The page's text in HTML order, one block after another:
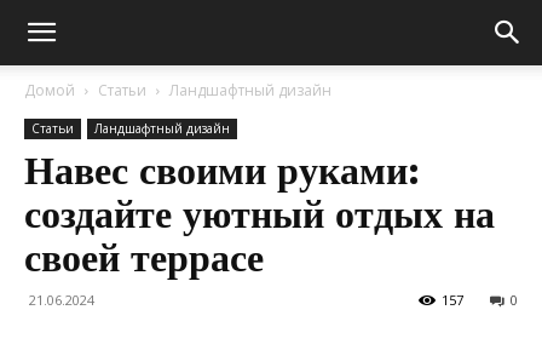
Домой Статьи Ландшафтный дизайн
Статьи Ландшафтный дизайн
Навес своими руками:
создайте уютный отдых на
своей террасе
21.06.2024 0
157